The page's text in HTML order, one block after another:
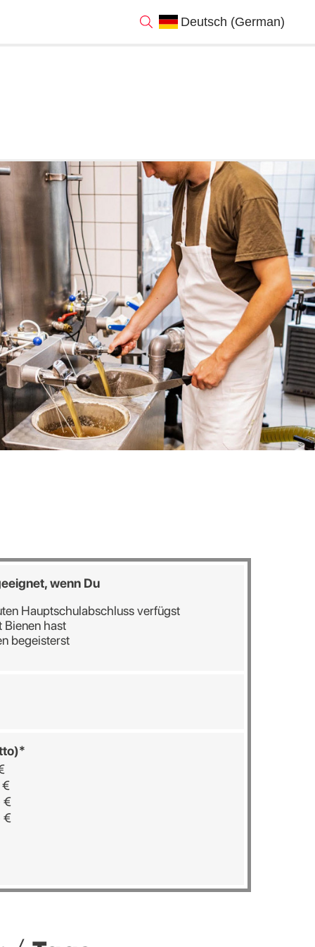
wenn Du
Hauptschulabschluss verfügst
Bienen hast
begeisterst
€
€
€